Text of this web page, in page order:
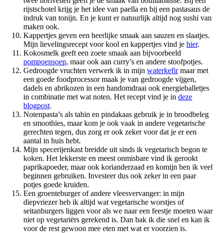
rijstschotel krijg je het idee van paella en bij een pastasaus de
indruk van tonijn. En je kunt er natuurlijk altijd nog sushi van
maken ook.
Kappertjes geven een heerlijke smaak aan sauzen en slaatjes.
Mijn lievelingsrecept voor kool en kappertjes vind je hier.
Kokosmelk geeft een zoete smaak aan bijvoorbeeld
pompoensoep, maar ook aan curry’s en andere stoofpotjes.
Gedroogde vruchten verwerk ik in mijn waterkefirmaar met
een goede foodprocessor maak je van gedroogde vijgen,
dadels en abrikozen in een handomdraai ook energieballetjes
in combinatie met wat noten. Het recept vind je in deze
blogpost.
Notenpasta’s als tahin en pindakaas gebruik je in broodbeleg
en smoothies, maar kom je ook vaak in andere vegetarische
gerechten tegen, dus zorg er ook zeker voor dat je er een
aantal in huis hebt.
Mijn specerijenkast breidde uit sinds ik vegetarisch begon te
koken. Het lekkerste en meest onmisbare vind ik gerookt
paprikapoeder, maar ook korianderzaad en komijn ben ik veel
beginnen gebruiken. Investeer dus ook zeker in een paar
potjes goede kruiden.
Een groenteburger of andere vleesvervanger: in mijn
diepvriezer heb ik altijd wat vegetarische worstjes of
seitanburgers liggen voor als we naar een feestje moeten waar
niet op vegetariërs gerekend is. Dan bak ik die snel en kan ik
voor de rest gewoon mee eten met wat er voorzien is.